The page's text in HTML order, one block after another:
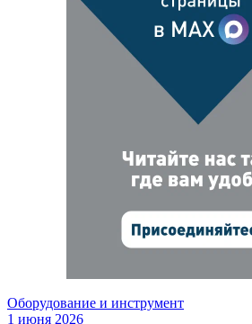
Оборудование и инструмент
1 июня 2026